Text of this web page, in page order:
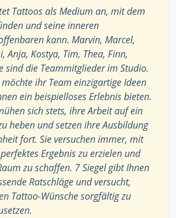
Tattoos als Medium an, mit dem
und seine inneren
kann. Marvin, Marcel,
Anja, Kostya, Tim, Thea, Finn,
sind die Teammitglieder im Studio.
ihr Team einzigartige Ideen
ein beispielloses Erlebnis bieten.
sich stets, ihre Arbeit auf ein
heben und setzen ihre Ausbildung
fort. Sie versuchen immer, mit
Ergebnis zu erzielen und
zu schaffen. 7 Siegel gibt Ihnen
Ratschläge und versucht,
Tattoo-Wünsche sorgfältig zu